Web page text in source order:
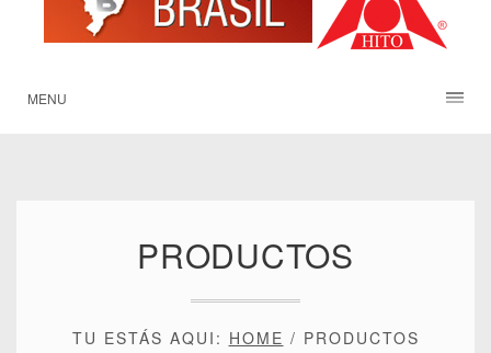
MENU
PRODUCTOS
TU ESTÁS AQUI: HOME / PRODUCTOS